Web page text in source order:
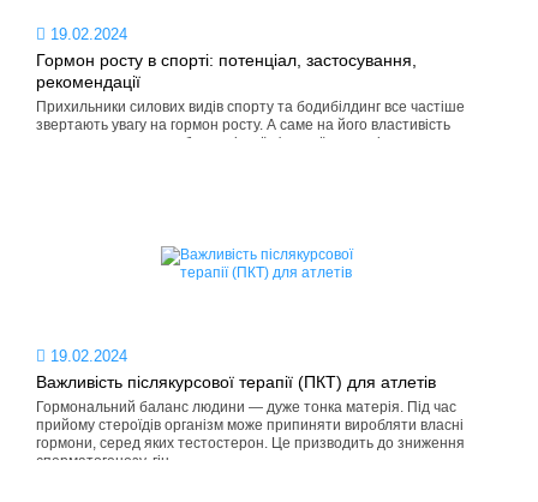
Гормон росту в спорті: потенціал, застосування,
рекомендації
19.02.2024
Прихильники силових видів спорту та бодибілдинг все частіше
звертають увагу на гормон росту. А саме на його властивість
сприяти швидкому набору якісної м'язової маси, підвищенню
Важливість післякурсової терапії (ПКТ) для атлетів
19.02.2024
Гормональний баланс людини — дуже тонка матерія. Під час
прийому стероїдів організм може припиняти виробляти власні
гормони, серед яких тестостерон. Це призводить до зниження
сперматогенезу, гін...